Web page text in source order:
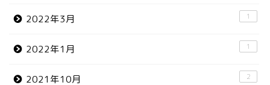
2022年3月 1
2022年1月 1
2021年10月 2